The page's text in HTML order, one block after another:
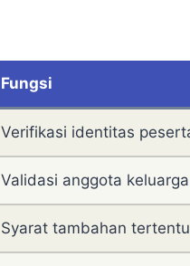
Fungsi
Verifikasi identitas
Validasi anggota keluarga
Syarat tambahan tertentu